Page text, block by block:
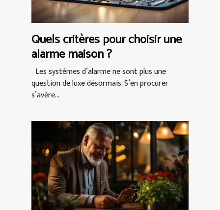
Quels critères pour choisir une
alarme maison ?
Les systèmes d’alarme ne sont plus une
question de luxe désormais. S’en procurer
s’avère...